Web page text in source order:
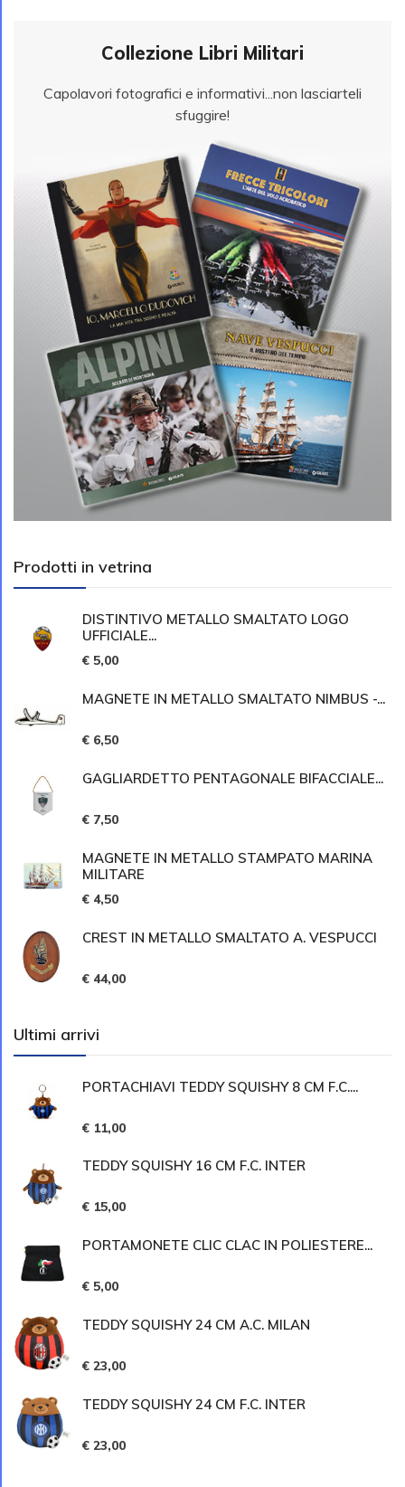
Collezione Libri Militari
Capolavori fotografici e informativi...non lasciarteli
sfuggire!
Prodotti in vetrina
DISTINTIVO METALLO SMALTATO LOGO
UFFICIALE...
€ 5,00
MAGNETE IN METALLO SMALTATO NIMBUS -...
€ 6,50
GAGLIARDETTO PENTAGONALE BIFACCIALE...
€ 7,50
MAGNETE IN METALLO STAMPATO MARINA
MILITARE
€ 4,50
CREST IN METALLO SMALTATO A. VESPUCCI
€ 44,00
Ultimi arrivi
PORTACHIAVI TEDDY SQUISHY 8 CM F.C....
€ 11,00
TEDDY SQUISHY 16 CM F.C. INTER
€ 15,00
PORTAMONETE CLIC CLAC IN POLIESTERE...
€ 5,00
TEDDY SQUISHY 24 CM A.C. MILAN
€ 23,00
TEDDY SQUISHY 24 CM F.C. INTER
€ 23,00